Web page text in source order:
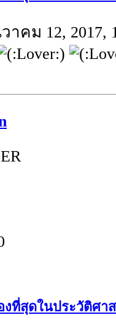
าคม 12, 2017,
งที่สุดในประวัติศา